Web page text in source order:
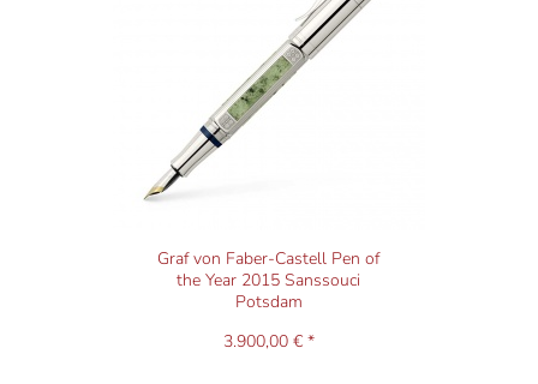
Graf von Faber-Castell Pen of
the Year 2015 Sanssouci
Potsdam
3.900,00 € *